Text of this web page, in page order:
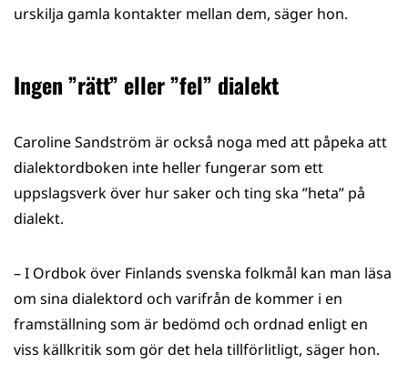
urskilja gamla kontakter mellan dem, säger hon.
Ingen ”rätt” eller ”fel” dialekt
Caroline Sandström är också noga med att påpeka att
dialektordboken inte heller fungerar som ett
uppslagsverk över hur saker och ting ska ”heta” på
dialekt.
– I Ordbok över Finlands svenska folkmål kan man läsa
om sina dialektord och varifrån de kommer i en
framställning som är bedömd och ordnad enligt en
viss källkritik som gör det hela tillförlitligt, säger hon.